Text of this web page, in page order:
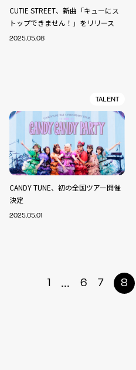
CUTIE STREET、新曲「キューにス
トップできません！」をリリース
2025.05.08
TALENT
CANDY TUNE、初の全国ツアー開催
決定
2025.05.01
1 ... 6 7 8